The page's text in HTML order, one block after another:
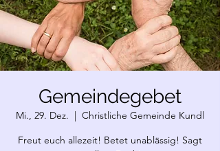
Gemeindegebet
Mi., 29. Dez.
  |
Christliche Gemeinde Kundl
Freut euch allezeit! Betet unablässig! Sagt